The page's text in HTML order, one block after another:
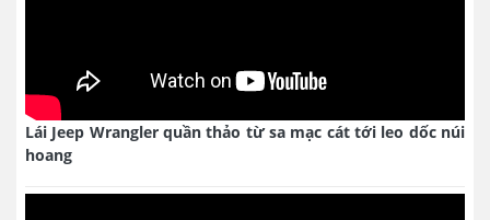
Lái Jeep Wrangler quần thảo từ sa mạc cát tới leo dốc núi
hoang